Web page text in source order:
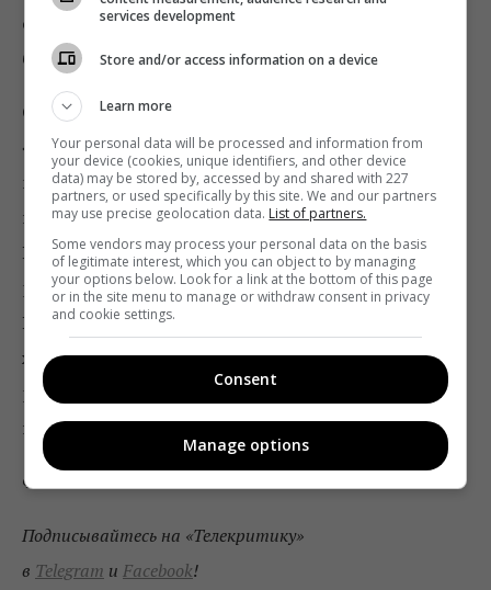
случае победы нейронной сети средства пойдут на
благотворительность.
Состав жюри:Максим Кривицкий
«ТВ-бизнеса» 1+1 media, генеральный продюсер
канала «1+1»;Ольга Слисаренко , главный
продюсер развлекательных программ канала «1+1»;
Ксения Черная, креативный продюсер управления
развлекательных программ канала «1+1»;Ирэна
Карпа , писательница, сценаристка, певица,
журналистка, телеведущая;Любомир Левицкий
режиссер и клипмейкер. Имя шестого члена жюри
пока не раскрывается.
Фото: 1+1 media
Подписывайтесь на «Телекритику»
в Telegram и Facebook!
services development
Store and/or access information on a device
Learn more
Your personal data will be processed and information from
your device (cookies, unique identifiers, and other device
data) may be stored by, accessed by and shared with 227
partners, or used specifically by this site. We and our partners
may use precise geolocation data. List of partners.
Some vendors may process your personal data on the basis
of legitimate interest, which you can object to by managing
your options below. Look for a link at the bottom of this page
or in the site menu to manage or withdraw consent in privacy
and cookie settings.
Consent
Manage options